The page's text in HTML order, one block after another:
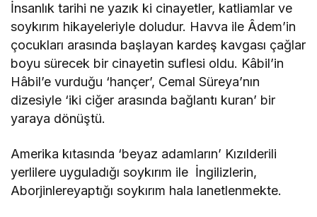
İnsanlık tarihi ne yazık ki cinayetler, katliamlar ve
soykırım hikayeleriyle doludur. Havva ile Âdem’in
çocukları arasında başlayan kardeş kavgası çağlar
boyu sürecek bir cinayetin suflesi oldu. Kâbil’in
Hâbil’e vurduğu ‘hançer’, Cemal Süreya’nın
dizesiyle ‘iki ciğer arasında bağlantı kuran’ bir
yaraya dönüştü.
Amerika kıtasında ‘beyaz adamların’ Kızılderili
yerlilere uyguladığı soykırım ile İngilizlerin,
Aborjinlereyaptığı soykırım hala lanetlenmekte.